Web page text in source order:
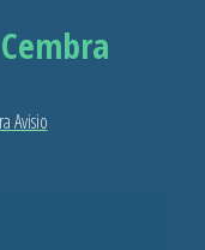
Avisio